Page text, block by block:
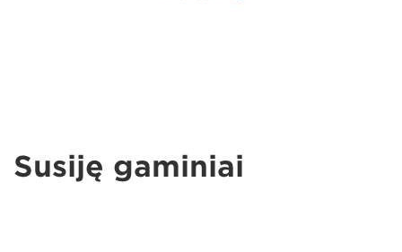
Susiję gaminiai